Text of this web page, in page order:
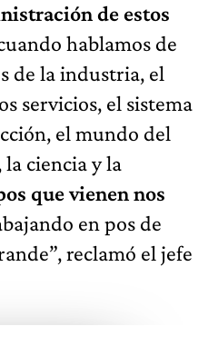
de estos
hablamos de
de la industria, el
servicios, el sistema
el mundo del
ciencia y la
que vienen nos
en pos de
reclamó el jefe